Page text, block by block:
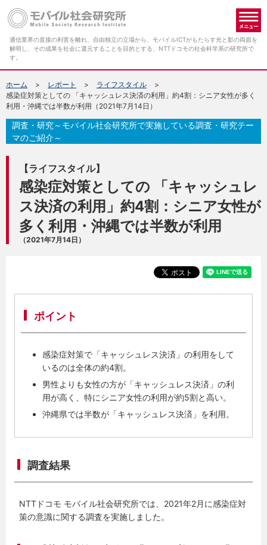
通信業界の直接の利害を離れ、自由独立の立場から、モバイルICTがもたらす光と影の両面を
解明し、その成果を社会に還元することを目的とする、NTTドコモの社会科学系の研究所で
す。
ホーム レポート
ライフスタイル
感染症対策としての 「キャッシュレス決済の利用」約4割：シニア女性が多く
利用・沖縄では半数が利用（2021年7月14日）
【ライフスタイル】
感染症対策としての 「キャッシュレ
ス決済の利用」約4割：シニア女性が
多く利用・沖縄では半数が利用
（2021年7月14日）
調査・研究～モバイル社会研究所で実施している調査・研究テー
マのご紹介～
ポイント
感染症対策で「キャッシュレス決済」の利用をして
いるのは全体の約4割。
男性よりも女性の方が「キャッシュレス決済」の利
用が高く、特にシニア女性の利用が約5割と高い。
沖縄県では半数が「キャッシュレス決済」を利用。
調査結果
NTTドコモ モバイル社会研究所では、2021年2月に感染症対
策の意識に関する調査を実施しました。